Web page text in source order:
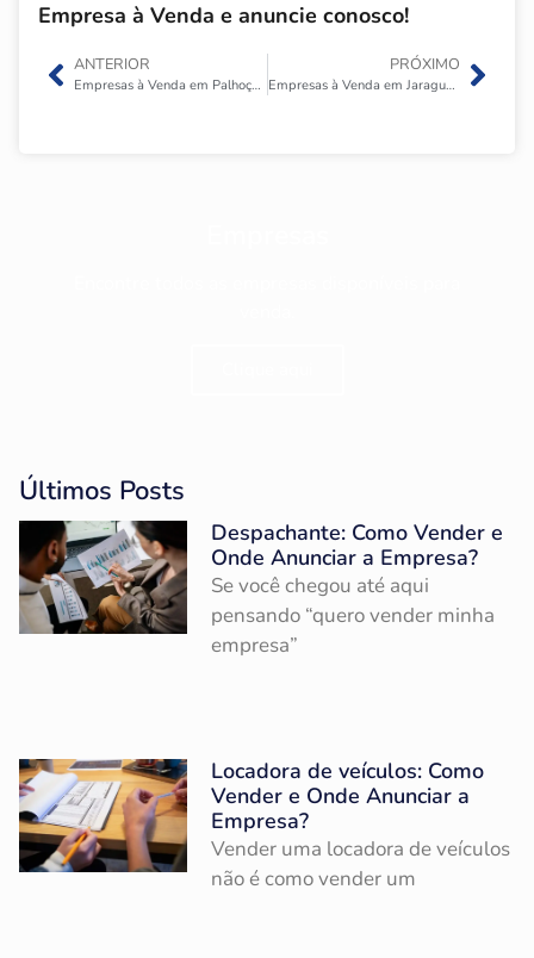
Empresa à Venda e anuncie conosco!
ANTERIOR
Empresas à Venda em Palhoça SC
PRÓXIMO
Empresas à Venda em Jaraguá do Sul SC
Últimos Posts
Despachante: Como Vender e
Onde Anunciar a Empresa?
Se você chegou até aqui
pensando “quero vender minha
empresa”
Locadora de veículos: Como
Vender e Onde Anunciar a
Empresa?
Vender uma locadora de veículos
não é como vender um